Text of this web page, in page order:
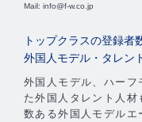
Mail: info@f-w.co.jp
トップクラスの登録者
外国人モデル・タレン
外国人モデル、ハー
た外国人タレント人材
数ある外国人モデル